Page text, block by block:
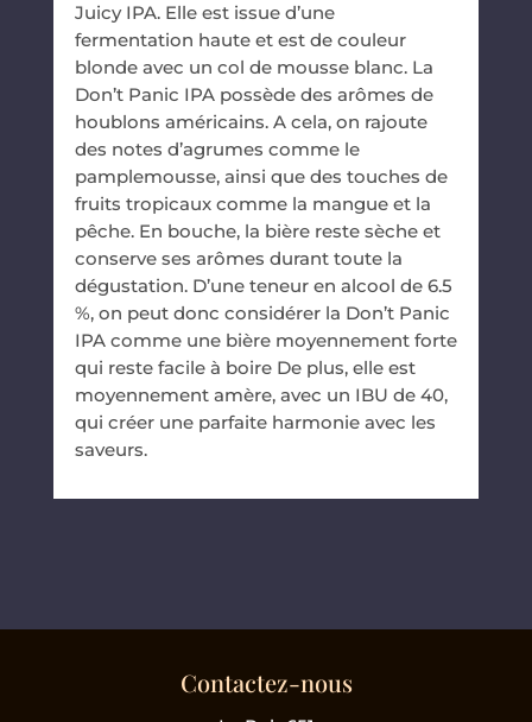
Juicy IPA. Elle est issue d’une
fermentation haute et est de couleur
blonde avec un col de mousse blanc. La
Don’t Panic IPA possède des arômes de
houblons américains. A cela, on rajoute
des notes d’agrumes comme le
pamplemousse, ainsi que des touches de
fruits tropicaux comme la mangue et la
pêche. En bouche, la bière reste sèche et
conserve ses arômes durant toute la
dégustation. D’une teneur en alcool de 6.5
%, on peut donc considérer la Don’t Panic
IPA comme une bière moyennement forte
qui reste facile à boire De plus, elle est
moyennement amère, avec un IBU de 40,
qui créer une parfaite harmonie avec les
saveurs.
Contactez-nous